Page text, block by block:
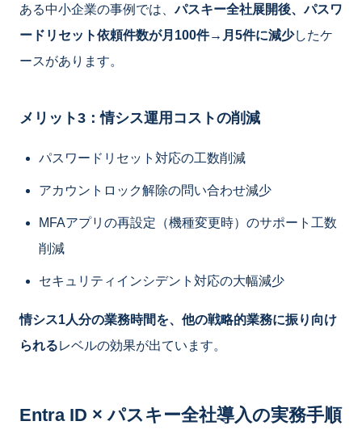
ある中小企業の事例では、パスキー全社展開後、パスワ
ードリセット依頼件数が月100件→月5件に減少したケ
ースがあります。
メリット3：情シス運用コストの削減
パスワードリセット対応の工数削減
アカウントロック解除の問い合わせ減少
MFAアプリの再設定（機種変更時）のサポート工数
削減
セキュリティインシデント対応の大幅減少
情シス1人分の業務時間を、他の戦略的業務に振り向け
られるレベルの効果が出ています。
Entra ID × パスキー全社導入の実務手順